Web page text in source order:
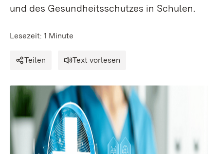
und des Gesundheitsschutzes in Schulen.
Lesezeit: 1 Minute
Teilen Text vorlesen